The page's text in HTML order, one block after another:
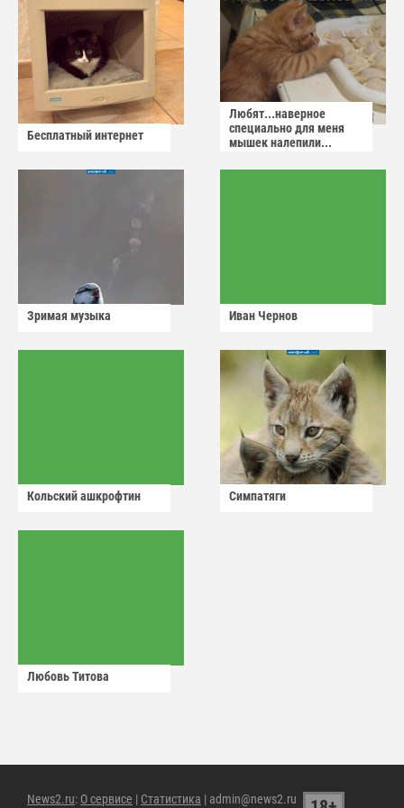
Бесплатный интернет
Любят...наверное
специально для меня
мышек налепили...
Зримая музыка Иван Чернов
Кольский ашкрофтин Симпатяги
Любовь Титова
News2.ru: О сервисе | Статистика | admin@news2.ru